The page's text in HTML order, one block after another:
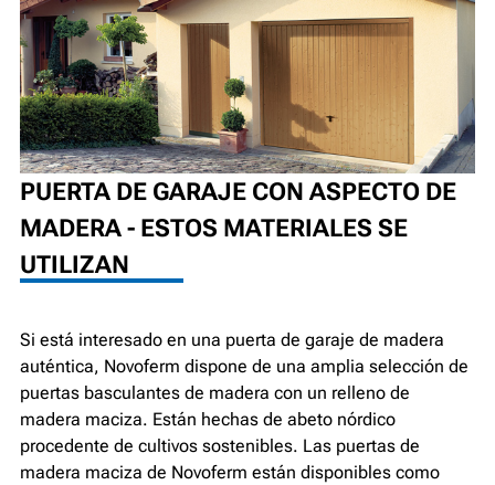
PUERTA DE GARAJE CON ASPECTO DE
MADERA - ESTOS MATERIALES SE
UTILIZAN
Si está interesado en una puerta de garaje de madera
auténtica, Novoferm dispone de una amplia selección de
puertas basculantes de madera con un relleno de
madera maciza. Están hechas de abeto nórdico
procedente de cultivos sostenibles. Las puertas de
madera maciza de Novoferm están disponibles como